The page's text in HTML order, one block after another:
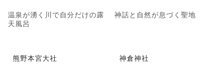
温泉が湧く川で自分だけの露
天風呂
神話と自然が息づく聖地
熊野本宮大社 神倉神社